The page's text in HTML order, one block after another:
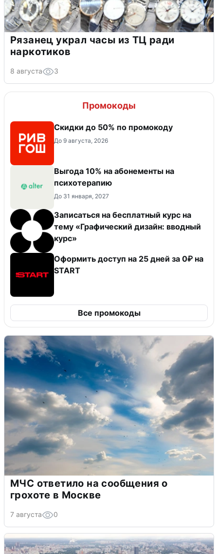
Рязанец украл часы из ТЦ ради
наркотиков
8 августа 3
Промокоды
Скидки до 50% по промокоду
До 9 августа, 2026
Выгода 10% на абонементы на
психотерапию
До 31 января, 2027
Записаться на бесплатный курс на
тему «Графический дизайн: вводный
курс»
Оформить доступ на 25 дней за 0₽ на
START
Все промокоды
МЧС ответило на сообщения о
грохоте в Москве
7 августа 0